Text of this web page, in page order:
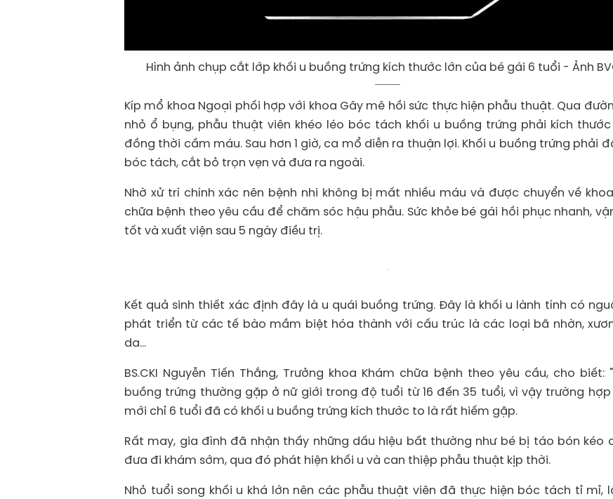
Hình ảnh chụp cắt lớp khối u buồng trứng kích thước lớn của bé gái 6 tuổi - Ảnh
Kíp mổ khoa Ngoại phối hợp với khoa Gây mê hồi sức thực hiện phẫu thuật. Qua
nhỏ ổ bụng, phẫu thuật viên khéo léo bóc tách khối u buồng trứng phải kích thước
đồng thời cầm máu. Sau hơn 1 giờ, ca mổ diễn ra thuận lợi. Khối u buồng trứng phải
bóc tách, cắt bỏ trọn vẹn và đưa ra ngoài.
Nhờ xử trí chính xác nên bệnh nhi không bị mất nhiều máu và được chuyển về
chữa bệnh theo yêu cầu để chăm sóc hậu phẫu. Sức khỏe bé gái hồi phục nhanh,
tốt và xuất viện sau 5 ngày điều trị.
Kết quả sinh thiết xác định đây là u quái buồng trứng. Đây là khối u lành tính có
phát triển từ các tế bào mầm biệt hóa thành với cấu trúc là các loại bã nhờn,
da…
BS.CKI Nguyễn Tiến Thắng, Trưởng khoa Khám chữa bệnh theo yêu cầu, cho biết:
buồng trứng thường gặp ở nữ giới trong độ tuổi từ 16 đến 35 tuổi, vì vậy trường
mới chỉ 6 tuổi đã có khối u buồng trứng kích thước to là rất hiếm gặp.
Rất may, gia đình đã nhận thấy những dấu hiệu bất thường như bé bị táo bón kéo
đưa đi khám sớm, qua đó phát hiện khối u và can thiệp phẫu thuật kịp thời.
Nhỏ tuổi song khối u khá lớn nên các phẫu thuật viên đã thực hiện bóc tách tỉ mỉ,